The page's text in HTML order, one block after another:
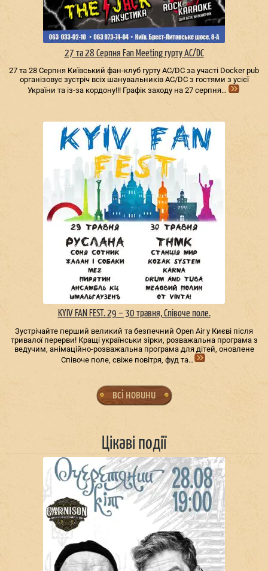
27 та 28 Серпня Fan Meeting гурту AC/DС
27 та 28 Серпня Київський фан-клуб гурту AC/DС за участі Docker pub
організовує зустріч всіх шанувальників AC/DС з гостями з усієї
України та із-за кордону!!! Графік заходу на 27 серпня…
KYIV FAN FEST. 29 – 30 травня, Співоче поле.
Зустрічайте перший великий та безпечний Open Air у Києві після
тривалої перерви! Кращі українськи зірки, розважальна програма з
ведучим, анімаційно-розважальна програма для дітей, оновлене
Співоче поле, свіже повітря, фуд та…
всі новини
Цікаві події